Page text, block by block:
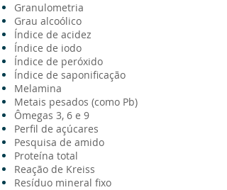
Granulometria
Grau alcoólico
Índice de acidez
Índice de iodo
Índice de peróxido
Índice de saponificação
Melamina
Metais pesados (como Pb)
Ômegas 3, 6 e 9
Perfil de açúcares
Pesquisa de amido
Proteína total
Reação de Kreiss
Resíduo mineral fixo